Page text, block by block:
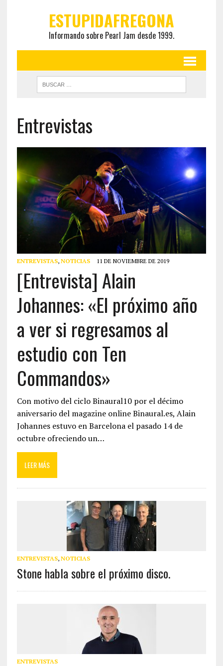
ESTUPIDAFREGONA
Informando sobre Pearl Jam desde 1999.
Entrevistas
ENTREVISTAS, NOTICIAS 11 DE NOVIEMBRE DE 2019
[Entrevista] Alain
Johannes: «El próximo año
a ver si regresamos al
estudio con Ten
Commandos»
Con motivo del ciclo Binaural10 por el décimo
aniversario del magazine online Binaural.es, Alain
Johannes estuvo en Barcelona el pasado 14 de
octubre ofreciendo un…
LEER MÁS
ENTREVISTAS, NOTICIAS
Stone habla sobre el próximo disco.
ENTREVISTAS